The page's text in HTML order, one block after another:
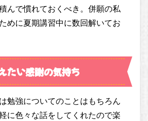
んで慣れておくべき。併願の私
めに夏期講習中に数回解いてお
たい感謝の気持ち
勉強についてのことはもちろん
に色々な話をしてくれたので楽